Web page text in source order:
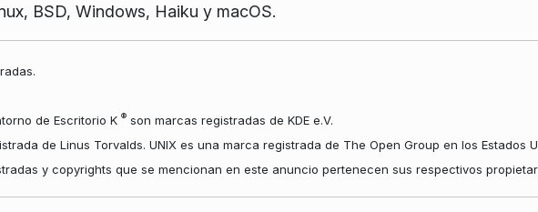
BSD, Windows, Haiku y macOS.
de Escritorio K ®son marcas registradas de KDE e.V.
de Linus Torvalds. UNIX es una marca registrada de The Open Group en los Estados
y copyrights que se mencionan en este anuncio pertenecen sus respectivos